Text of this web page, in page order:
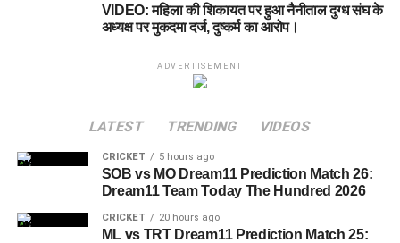
VIDEO: महिला की शिकायत पर हुआ नैनीताल दुग्ध संघ के
अध्यक्ष पर मुकदमा दर्ज, दुष्कर्म का आरोप।
ADVERTISEMENT
LATEST TRENDING VIDEOS
CRICKET 5 hours ago
SOB vs MO Dream11 Prediction Match 26:
Dream11 Team Today The Hundred 2026
CRICKET 20 hours ago
ML vs TRT Dream11 Prediction Match 25: